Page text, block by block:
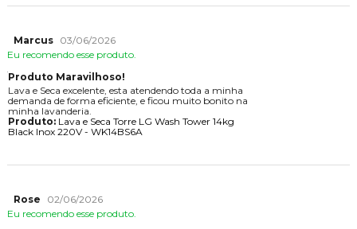
Marcus
03/06/2026
Eu recomendo esse produto.
Produto Maravilhoso!
Lava e Seca excelente, esta atendendo toda a minha
demanda de forma eficiente, e ficou muito bonito na
minha lavanderia.
Produto:Lava e Seca Torre LG Wash Tower 14kg
Black Inox 220V - WK14BS6A
Rose
02/06/2026
Eu recomendo esse produto.